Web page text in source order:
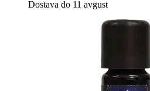
Dostava do 11 avgust